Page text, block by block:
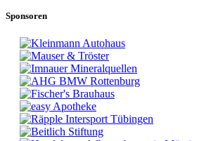
Sponsoren